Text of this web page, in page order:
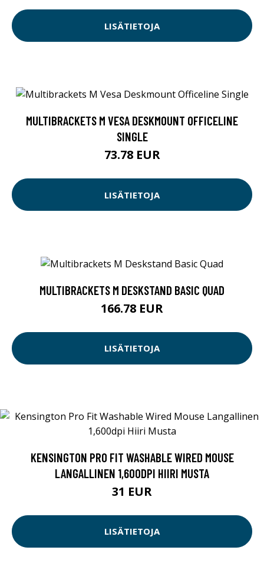
LISÄTIETOJA
MULTIBRACKETS M VESA DESKMOUNT OFFICELINE
SINGLE
73.78 EUR
LISÄTIETOJA
MULTIBRACKETS M DESKSTAND BASIC QUAD
166.78 EUR
LISÄTIETOJA
KENSINGTON PRO FIT WASHABLE WIRED MOUSE
LANGALLINEN 1,600DPI HIIRI MUSTA
31 EUR
LISÄTIETOJA